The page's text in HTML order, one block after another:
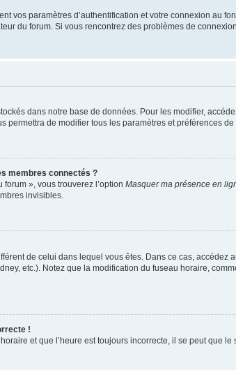
vos paramètres d’authentification et votre connexion au
du forum. Si vous rencontrez des problèmes de
dans notre base de données. Pour les modifier,
permettra de modifier tous les paramètres et préférences
membres connectés ?
», vous trouverez l’option Masquer ma présence en
invisibles.
de celui dans lequel vous êtes. Dans ce cas, accédez
etc.). Notez que la modification du fuseau horaire,
!
et que l’heure est toujours incorrecte, il se peut que